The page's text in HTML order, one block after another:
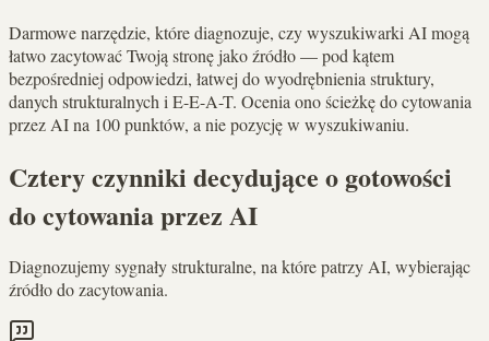
Darmowe narzędzie, które diagnozuje, czy wyszukiwarki AI mogą
łatwo zacytować Twoją stronę jako źródło — pod kątem
bezpośredniej odpowiedzi, łatwej do wyodrębnienia struktury,
danych strukturalnych i E-E-A-T. Ocenia ono ścieżkę do cytowania
przez AI na 100 punktów, a nie pozycję w wyszukiwaniu.
Cztery czynniki decydujące o gotowości
do cytowania przez AI
Diagnozujemy sygnały strukturalne, na które patrzy AI, wybierając
źródło do zacytowania.